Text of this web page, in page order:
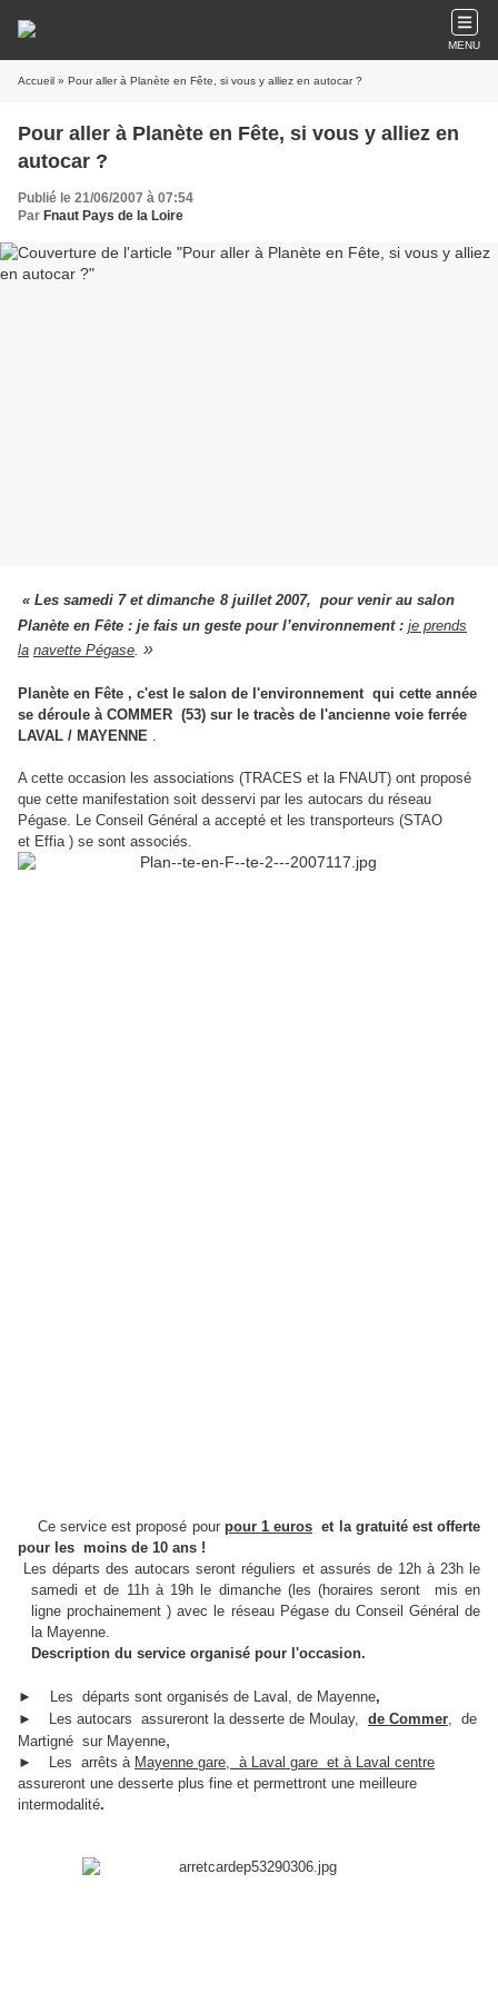
MENU
Accueil » Pour aller à Planète en Fête, si vous y alliez en autocar ?
Pour aller à Planète en Fête, si vous y alliez en
autocar ?
Publié le 21/06/2007 à 07:54
Par Fnaut Pays de la Loire
« Les samedi 7 et dimanche 8juillet 2007, pour venir au salon
Planète en Fête : je fais un geste pour l’environnement : je prends
la navette Pégase. »
Planète en Fête , c'est le salon de l'environnement qui cette année
se déroule à COMMER (53) sur le tracès de l'ancienne voie ferrée
LAVAL / MAYENNE .
A cette occasion les associations (TRACES et la FNAUT) ont proposé
que cette manifestation soit desservi par les autocars du réseau
Pégase. Le Conseil Général a accepté et les transporteurs (STAO
et Effia ) se sont associés.
Ce service est proposé pour pour 1 euros et la gratuité est offerte
pour les moins de 10 ans !
Les départs des autocars seront réguliers et assurés de 12h à 23h le
samedi et de 11h à 19h le dimanche (les (horaires seront mis en
ligne prochainement ) avec le réseau Pégase du Conseil Général de
la Mayenne.
Description du service organisé pour l'occasion.
► Les départs sont organisés de Laval, de Mayenne,
►
Les autocars assureront la desserte de Moulay, de Commer, de
Martigné sur Mayenne,
► Les arrêts à Mayenne gare, à Laval gare et à Laval centre
assureront une desserte plus fine et permettront une meilleure
intermodalité.